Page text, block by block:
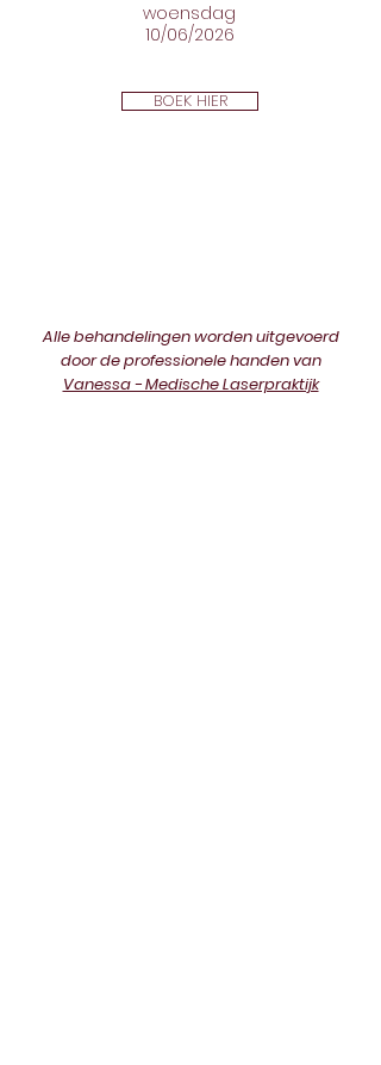
woensdag
10/06/2026
BOEK HIER
Alle behandelingen worden uitgevoerd
door deprofessionelehanden van
Vanessa - Medische Laserpraktijk